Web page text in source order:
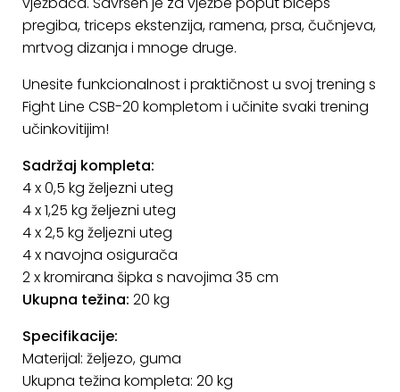
pregiba, triceps ekstenzija, ramena, prsa, čučnjeva,
mrtvog dizanja i mnoge druge.
Unesite funkcionalnost i praktičnost u svoj trening s
Fight Line CSB-20 kompletom i učinite svaki trening
učinkovitijim!
Sadržaj kompleta:
4 x 0,5 kg željezni uteg
4 x 1,25 kg željezni uteg
4 x 2,5 kg željezni uteg
4 x navojna osigurača
2 x kromirana šipka s navojima 35 cm
Ukupna težina: 20 kg
Specifikacije:
Materijal: željezo, guma
Ukupna težina kompleta: 20 kg